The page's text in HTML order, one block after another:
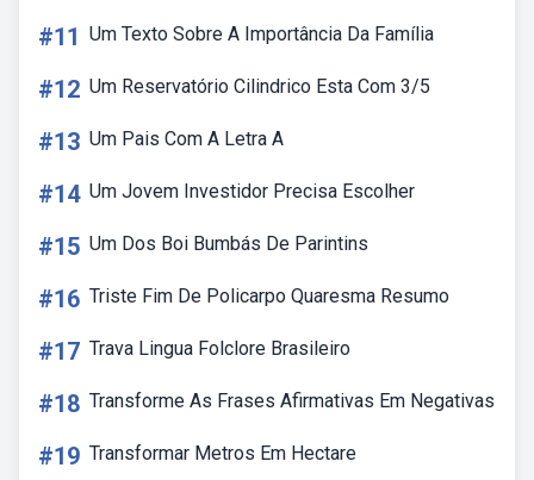
#11 Um Texto Sobre A Importância Da Família
#12 Um Reservatório Cilindrico Esta Com 3/5
#13 Um Pais Com A Letra A
#14 Um Jovem Investidor Precisa Escolher
#15 Um Dos Boi Bumbás De Parintins
#16 Triste Fim De Policarpo Quaresma Resumo
#17 Trava Lingua Folclore Brasileiro
#18 Transforme As Frases Afirmativas Em Negativas
#19 Transformar Metros Em Hectare